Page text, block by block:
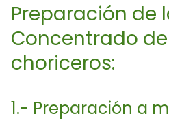
Preparación de
Concentrado
choriceros:
1.- Preparación a